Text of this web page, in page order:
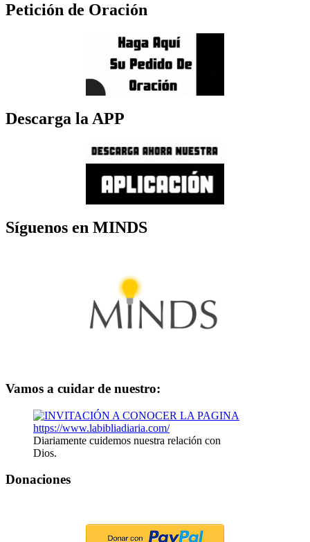
Petición de Oración
Descarga la APP
Síguenos en MINDS
Vamos a cuidar de nuestro:
Diariamente cuidemos nuestra relación con
Dios.
Donaciones